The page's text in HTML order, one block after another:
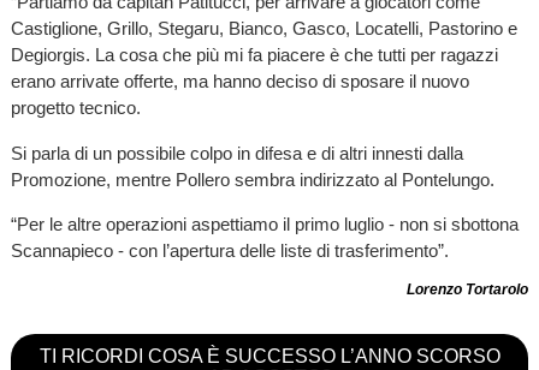
Castiglione, Grillo, Stegaru, Bianco, Gasco, Locatelli, Pastorino e
Degiorgis. La cosa che più mi fa piacere è che tutti per ragazzi
erano arrivate offerte, ma hanno deciso di sposare il nuovo
progetto tecnico.
Si parla di un possibile colpo in difesa e di altri innesti dalla
Promozione, mentre Pollero sembra indirizzato al Pontelungo.
“Per le altre operazioni aspettiamo il primo luglio - non si sbottona
Scannapieco - con l’apertura delle liste di trasferimento”.
Lorenzo Tortarolo
TI RICORDI COSA È SUCCESSO L’ANNO SCORSO